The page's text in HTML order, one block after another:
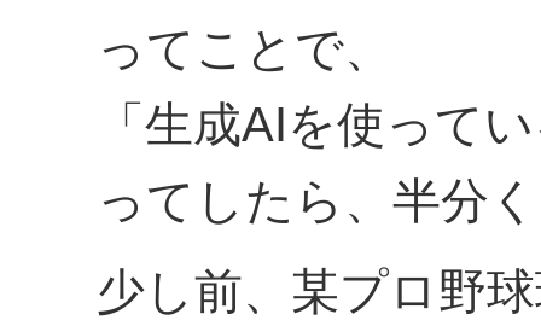
ってことで、
「生成AIを使って
ってしたら、半分
少し前、某プロ野